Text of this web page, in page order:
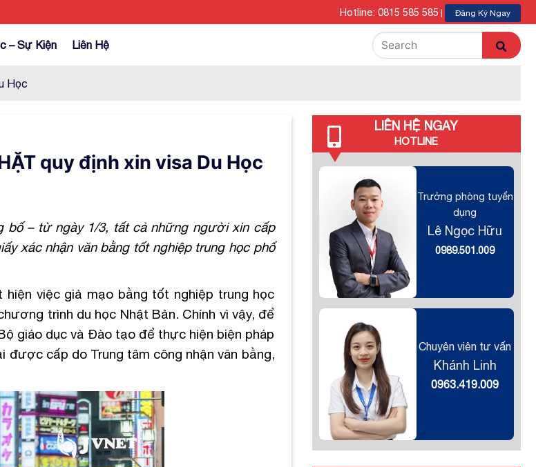
Hotline: 0815 585 585 Đăng Ký Ngay
– Sự Kiện Liên Hệ
Học
quy định xin visa Du Học
bố – từ ngày 1/3, tất cả những người xin cấp
xác nhận văn bằng tốt nghiệp trung học phổ
việc giả mạo bằng tốt nghiệp trung học
trình du học Nhật Bản. Chính vì vậy, để
giáo dục và Đào tạo để thực hiện biện pháp
được cấp do Trung tâm công nhận văn bằng,
LIÊN HỆ NGAY
HOTLINE
Trưởng phòng tuyển
dụng
Lê Ngọc Hữu
0989.501.009
Chuyên viên tư vấn
Khánh Linh
0963.419.009